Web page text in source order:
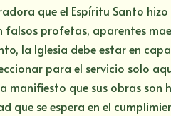
que el Espíritu Santo hizo
falsos profetas, aparentes
la Iglesia debe estar en
para el servicio solo
manifiesto que sus obras son
que se espera en el